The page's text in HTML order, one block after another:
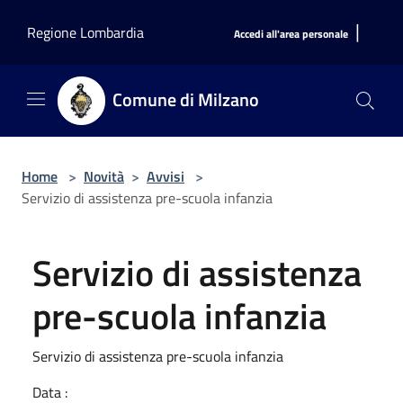
Regione Lombardia
Accedi all'area personale |
Comune di Milzano
Home > Novità > Avvisi >
Servizio di assistenza pre-scuola infanzia
Servizio di assistenza
pre-scuola infanzia
Servizio di assistenza pre-scuola infanzia
Data :